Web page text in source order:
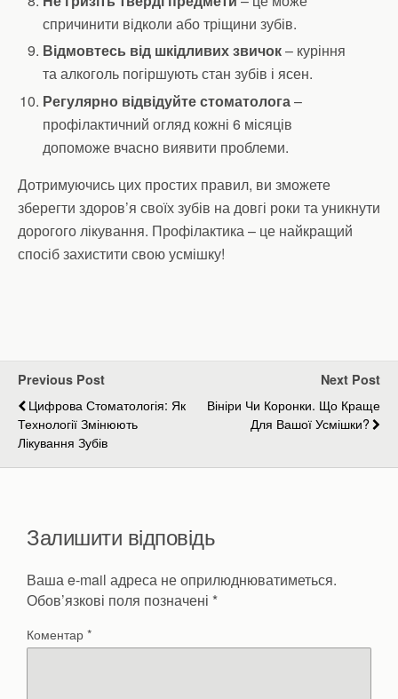
спричинити відколи або тріщини зубів.
Відмовтесь від шкідливих звичок– куріння
та алкоголь погіршують стан зубів і ясен.
Регулярно відвідуйте стоматолога–
профілактичний огляд кожні 6 місяців
допоможе вчасно виявити проблеми.
Дотримуючись цих простих правил, ви зможете
зберегти здоров’я своїх зубів на довгі роки та уникнути
дорогого лікування. Профілактика – це найкращий
спосіб захистити свою усмішку!
Previous Post
Цифрова Стоматологія: Як
Технології Змінюють
Лікування Зубів
Next Post
Вініри Чи Коронки. Що Краще
Для Вашої Усмішки?
Залишити відповідь
Ваша e-mail адреса не оприлюднюватиметься.
Обов’язкові поля позначені *
Коментар*